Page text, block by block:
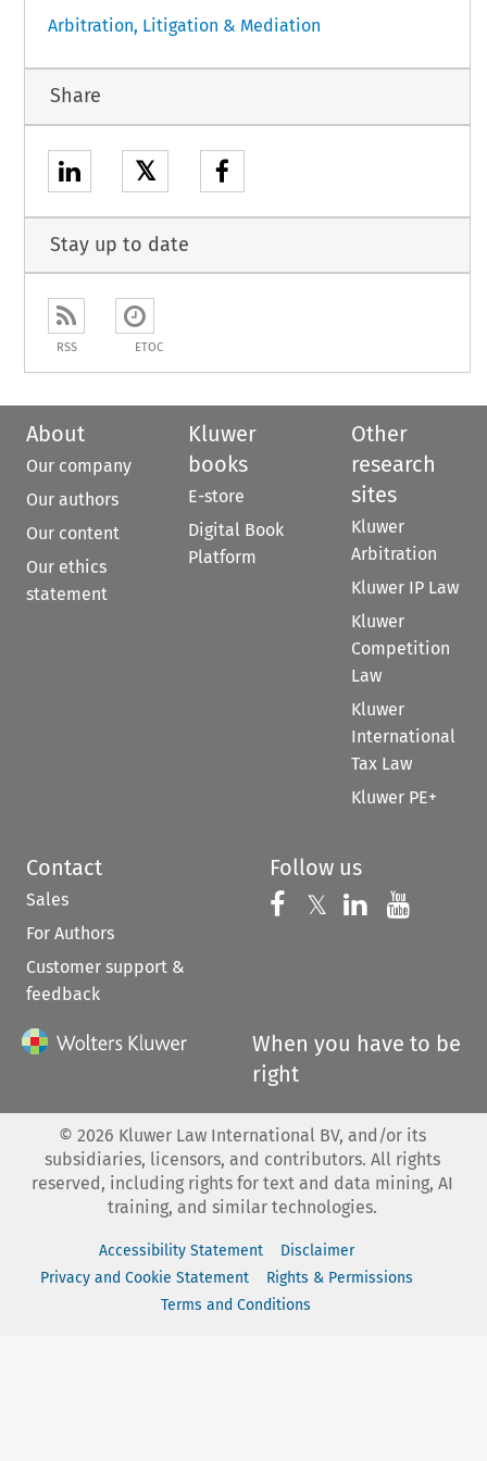
Arbitration, Litigation & Mediation
Share
𝕏
Stay up to date
RSS ETOC
About
Our company
Our authors
Our content
Our ethics
statement
Kluwer
books
E-store
Digital Book
Platform
Other
research
sites
Kluwer
Arbitration
Kluwer IP Law
Kluwer
Competition
Law
Kluwer
International
Tax Law
Kluwer PE+
Contact
Sales
For Authors
Customer support &
feedback
Follow us
Follow us on
𝕏 Follow us on
Follow us
When you have to be
right
© 2026 Kluwer Law International BV, and/or its
subsidiaries, licensors, and contributors. All rights
reserved, including rights for text and data mining, AI
training, and similar technologies.
Accessibility Statement
Disclaimer
Privacy and Cookie Statement
Rights & Permissions
Terms and Conditions